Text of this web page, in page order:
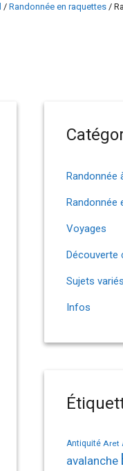
/ Randonnée en raquettes /
Randonnée
Randonnée
Voyages
Découverte
Sujets variés
Infos
Antiquité Aret
avalanche